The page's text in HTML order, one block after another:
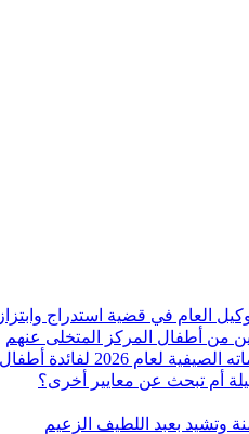
العام في قضية استدراج
من أطفال المركز المتخلى عنهم
العالم القروي بالرحامنة
أم تبحث عن معايير أخرى؟
وتشيد بعبد اللطيف الزعيم